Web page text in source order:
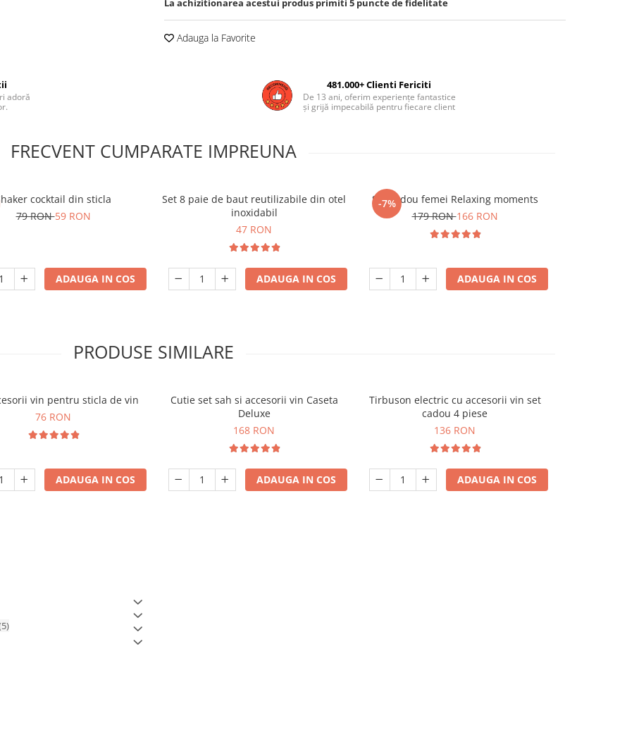
La achizitionarea acestui produs primiti 5 puncte de fidelitate
Adauga la Favorite
adoră
481.000+ Clienti Fericiti
De 13 ani, oferim experiențe fantastice
și grijă impecabilă pentru fiecare client
FRECVENT CUMPARATE IMPREUNA
cocktail din sticla
79 RON59 RON
ADAUGA IN COS
Set 8 paie de baut reutilizabile din otel
inoxidabil
47 RON
ADAUGA IN COS
-7%
Set cadou femei Relaxing moments
179 RON166 RON
ADAUGA IN COS
PRODUSE SIMILARE
vin pentru sticla de vin
76 RON
ADAUGA IN COS
Cutie set sah si accesorii vin Caseta
Deluxe
168 RON
ADAUGA IN COS
Tirbuson electric cu accesorii vin set
cadou 4 piese
136 RON
ADAUGA IN COS